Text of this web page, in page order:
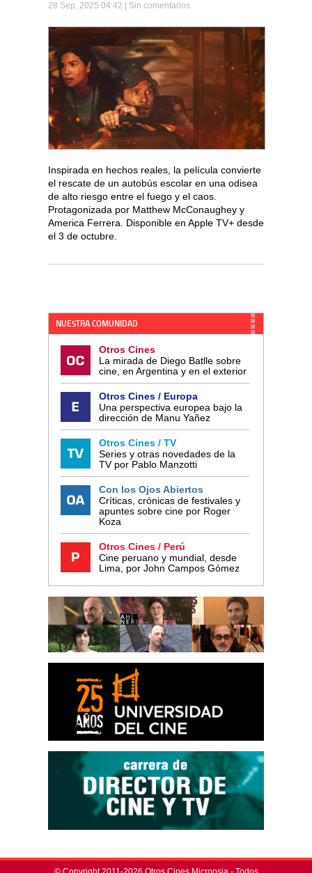
28 Sep, 2025 04:42 | Sin comentarios
Inspirada en hechos reales, la película convierte
el rescate de un autobús escolar en una odisea
de alto riesgo entre el fuego y el caos.
Protagonizada por Matthew McConaughey y
America Ferrera. Disponible en Apple TV+ desde
el 3 de octubre.
NUESTRA COMUNIDAD
Otros Cines
La mirada de Diego Batlle sobre
cine, en Argentina y en el exterior
Otros Cines / Europa
Una perspectiva europea bajo la
dirección de Manu Yañez
Otros Cines / TV
Series y otras novedades de la
TV por Pablo Manzotti
Con los Ojos Abiertos
Críticas, crónicas de festivales y
apuntes sobre cine por Roger
Koza
Otros Cines / Perú
Cine peruano y mundial, desde
Lima, por John Campos Gómez